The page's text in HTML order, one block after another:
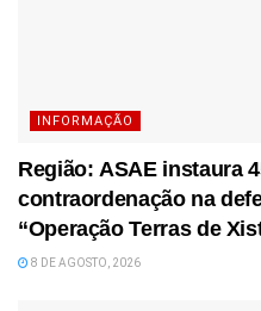
INFORMAÇÃO
Região: ASAE instaura
contraordenação na
“Operação Terras de
8 DE AGOSTO, 2026